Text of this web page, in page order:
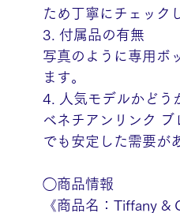
ため丁寧にチェック
3. 付属品の有無
写真のように専用ボ
ます。
4. 人気モデルかどう
ベネチアンリンク
でも安定した需要が
◯商品情報
《商品名：Tiffany &